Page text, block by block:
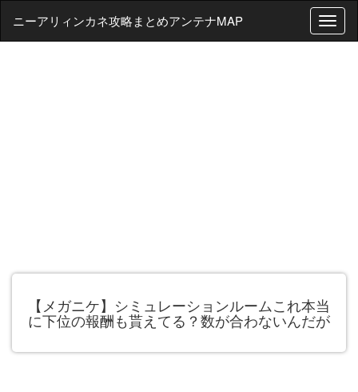
T
o
ニーアリィンカネ攻略まとめアンテナMAP
【メガニケ】シミュレーションルームこれ本当
に下位の報酬も貰えてる？数が合わないんだが